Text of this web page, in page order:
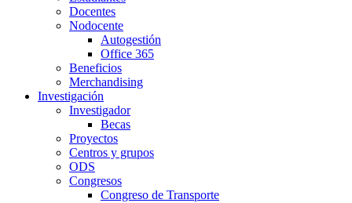
Docentes
Nodocente
Autogestión
Office 365
Beneficios
Merchandising
Investigación
Investigador
Becas
Proyectos
Centros y grupos
ODS
Congresos
Congreso de Transporte